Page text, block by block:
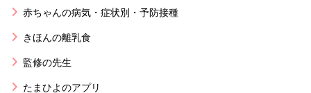
赤ちゃんの病気・症状別・予防接種
きほんの離乳食
監修の先生
たまひよのアプリ